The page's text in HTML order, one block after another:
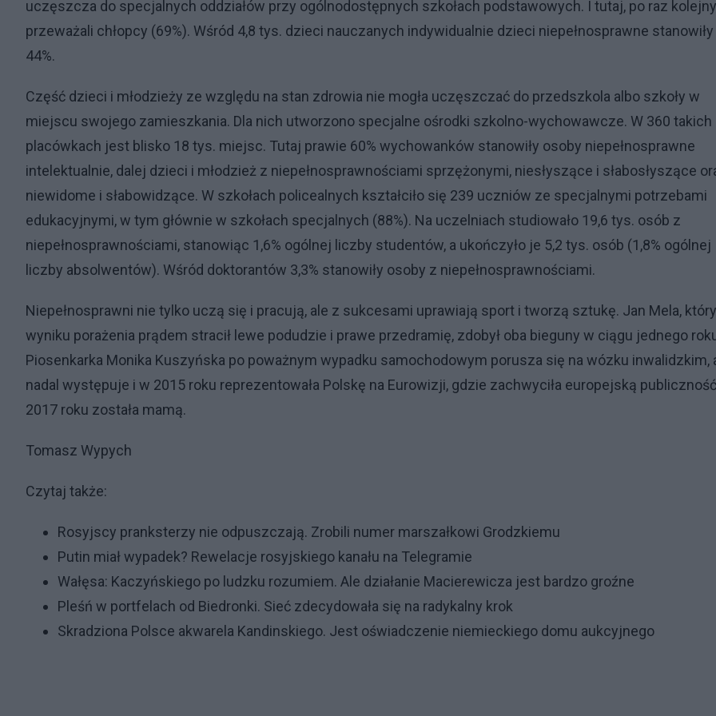
uczęszcza do specjalnych oddziałów przy ogólnodostępnych szkołach podstawowych. I tutaj, po raz
przeważali chłopcy (69%). Wśród 4,8 tys. dzieci nauczanych indywidualnie dzieci niepełnosprawne stanowiły
44%.
Część dzieci i młodzieży ze względu na stan zdrowia nie mogła uczęszczać do przedszkola albo szkoły w
miejscu swojego zamieszkania. Dla nich utworzono specjalne ośrodki szkolno-wychowawcze. W 360 takich
placówkach jest blisko 18 tys. miejsc. Tutaj prawie 60% wychowanków stanowiły osoby niepełnosprawne
intelektualnie, dalej dzieci i młodzież z niepełnosprawnościami sprzężonymi, niesłyszące i słabosłyszące
niewidome i słabowidzące. W szkołach policealnych kształciło się 239 uczniów ze specjalnymi potrzebami
edukacyjnymi, w tym głównie w szkołach specjalnych (88%). Na uczelniach studiowało 19,6 tys. osób z
niepełnosprawnościami, stanowiąc 1,6% ogólnej liczby studentów, a ukończyło je 5,2 tys. osób (1,8% ogólnej
liczby absolwentów). Wśród doktorantów 3,3% stanowiły osoby z niepełnosprawnościami.
Niepełnosprawni nie tylko uczą się i pracują, ale z sukcesami uprawiają sport i tworzą sztukę. Jan Mela,
wyniku porażenia prądem stracił lewe podudzie i prawe przedramię, zdobył oba bieguny w ciągu jednego
Piosenkarka Monika Kuszyńska po poważnym wypadku samochodowym porusza się na wózku inwalidzkim,
nadal występuje i w 2015 roku reprezentowała Polskę na Eurowizji, gdzie zachwyciła europejską
2017 roku została mamą.
Tomasz Wypych
Czytaj także:
Rosyjscy pranksterzy nie odpuszczają. Zrobili numer marszałkowi Grodzkiemu
Putin miał wypadek? Rewelacje rosyjskiego kanału na Telegramie
Wałęsa: Kaczyńskiego po ludzku rozumiem. Ale działanie Macierewicza jest bardzo groźne
Pleśń w portfelach od Biedronki. Sieć zdecydowała się na radykalny krok
Skradziona Polsce akwarela Kandinskiego. Jest oświadczenie niemieckiego domu aukcyjnego